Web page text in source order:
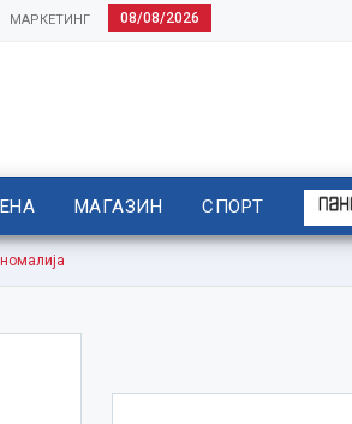
08/08/2026
МАРКЕТИНГ
МАГАЗИН СПОРТ